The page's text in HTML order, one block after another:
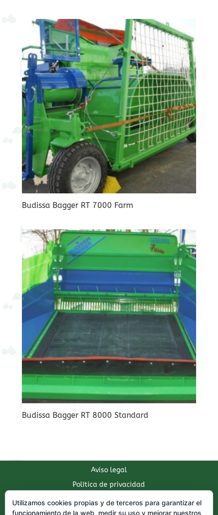
Budissa Bagger RT 7000 Farm
Budissa Bagger RT 8000 Standard
Aviso legal
Política de privacidad
Política de cookies
Utilizamos cookies propias y de terceros para garantizar el
funcionamiento de la web, medir su uso y mejorar nuestros